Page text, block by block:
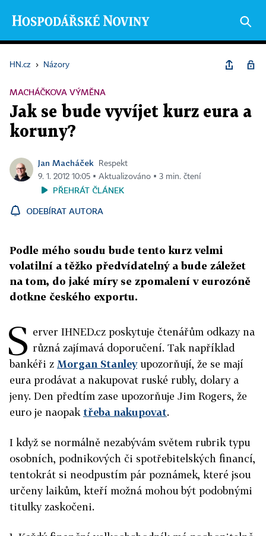
HN.cz › Názory
MACHÁČKOVA VÝMĚNA
Jak se bude vyvíjet kurz eura a
koruny?
Jan Macháček
Respekt
9. 1. 2012 10:05 ▪ Aktualizováno ▪ 3 min. čtení
PŘEHRÁT ČLÁNEK
ODEBÍRAT AUTORA
Podle mého soudu bude tento kurz velmi
volatilní a těžko předvídatelný a bude záležet
na tom, do jaké míry se zpomalení v eurozóně
dotkne českého exportu.
S erver IHNED.cz poskytuje čtenářům odkazy na
různá zajímavá doporučení. Tak například
bankéři z Morgan Stanleyupozorňují, že se mají
eura prodávat a nakupovat ruské rubly, dolary a
jeny. Den předtím zase upozorňuje Jim Rogers, že
euro je naopak třeba nakupovat.
I když se normálně nezabývám světem rubrik typu
osobních, podnikových či spotřebitelských financí,
tentokrát si neodpustím pár poznámek, které jsou
určeny laikům, kteří možná mohou být podobnými
titulky zaskočeni.